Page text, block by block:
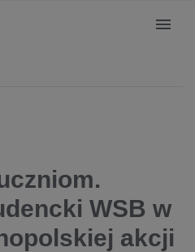
WSB w
akcji